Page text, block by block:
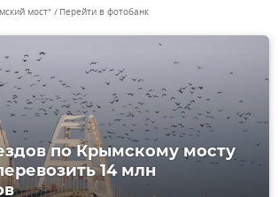
мост" Перейти в фотобанк
по Крымскому мосту
14 млн